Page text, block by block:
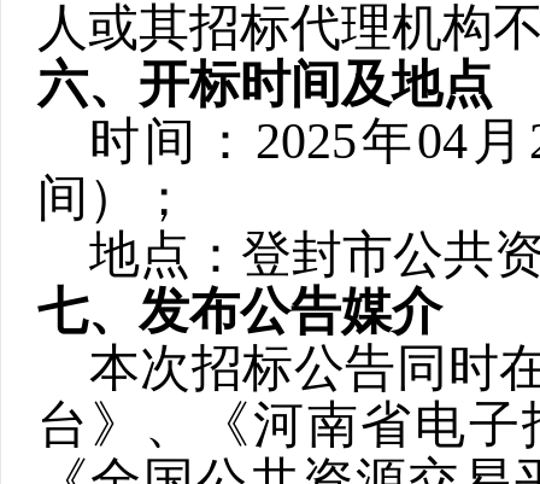
人或其招标代理机构
六、开标时间及地点
时间： 2025年04 月
间）；
地点： 登封市公共
七、发布公告媒介
本次招标公告同时
台》、《河南省电